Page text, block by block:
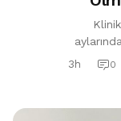
tatil
3h 0